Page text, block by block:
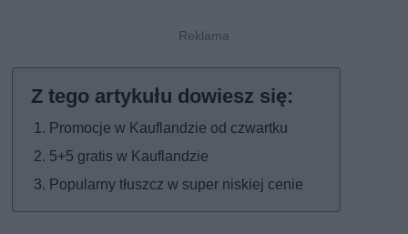
Promocje w Kauflandzie od czwartku
5+5 gratis w Kauflandzie
Popularny tłuszcz w super niskiej cenie